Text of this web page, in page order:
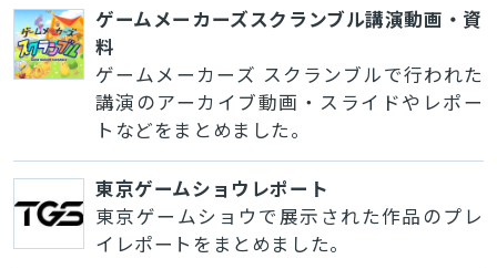
ゲームメーカーズスクランブル講演動画・資
料
ゲームメーカーズ スクランブルで行われた
講演のアーカイブ動画・スライドやレポー
トなどをまとめました。
東京ゲームショウレポート
東京ゲームショウで展示された作品のプレ
イレポートをまとめました。